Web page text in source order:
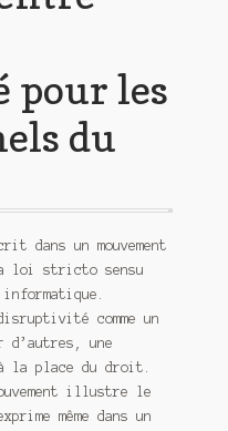
pour les
du
dans un mouvement
loi stricto sensu
comme un
d’autres, une
la place du droit.
illustre le
même dans un